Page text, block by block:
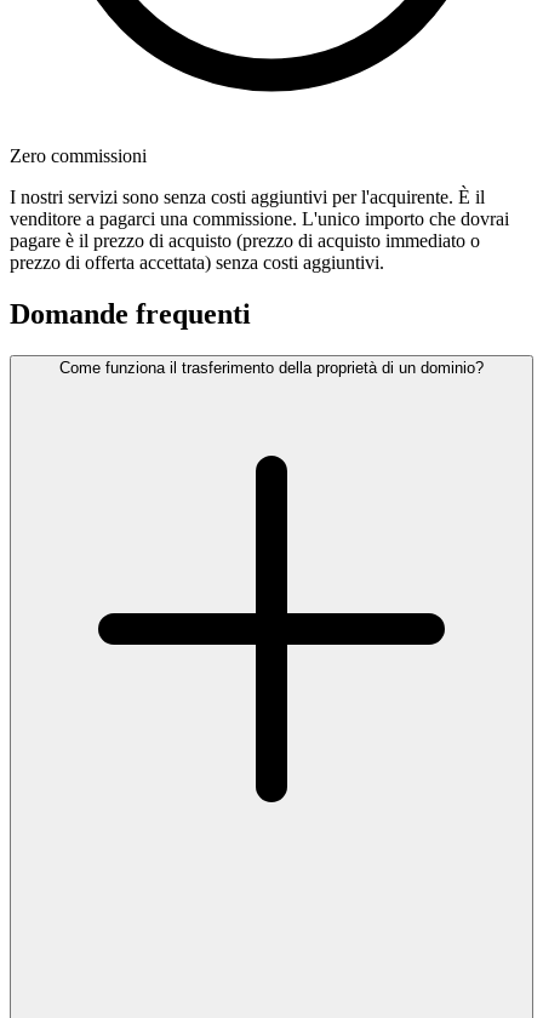
Zero commissioni
I nostri servizi sono senza costi aggiuntivi per l'acquirente. È il
venditore a pagarci una commissione. L'unico importo che dovrai
pagare è il prezzo di acquisto (prezzo di acquisto immediato o
prezzo di offerta accettata) senza costi aggiuntivi.
Domande frequenti
Come funziona il trasferimento della proprietà di un dominio?